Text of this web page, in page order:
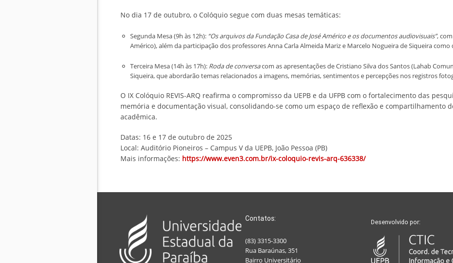
No dia 17 de outubro, o Colóquio segue com duas mesas temáticas:
Segunda Mesa (9h às 12h): “Os arquivos da Fundação Casa de José Américo e os documentos audiovisuais”,
Américo), além da participação dos professores Anna Carla Almeida Mariz e Marcelo Nogueira de Siqueira
Terceira Mesa (14h às 17h): Roda de conversacom as apresentações de Cristiano Silva dos Santos (Lahab
Siqueira, que abordarão temas relacionados a imagens, memórias, sentimentos e percepções nos registros
O IX Colóquio REVIS-ARQ reafirma o compromisso da UEPB e da UFPB com o fortalecimento das
memória e documentação visual, consolidando-se como um espaço de reflexão e compartilhamento
acadêmica.
Datas: 16 e 17 de outubro de 2025
Local: Auditório Pioneiros – Campus V da UEPB, João Pessoa (PB)
Mais informações: https://www.even3.com.br/ix-coloquio-revis-arq-636338/
Contatos:
(83) 3315-3300
Rua Baraúnas, 351
Bairro Universitário
Desenvolvido por: